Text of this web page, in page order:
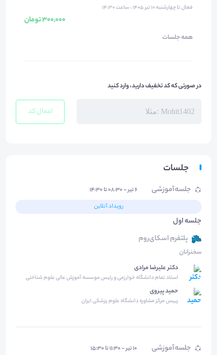
فعال تا چهارشنبه ۱۰ تیر ۱۴۰۵ ، ساعت ۱۴:۳۰
300,000 تومان
همه جلسات
در صورتی که کد تخفیف دارید، وارد کنید
اعمال کد
جلسات
جلسه آموزشی
۶ تیر - ۰۸:۳۰ تا ۱۴:۳۰
رویداد آنلاین
جلسه اول
پلتفرم اسکای‌روم
سخنرانان
دکتر علیرضا مرادی
استاد تمام دانشگاه خوارزمی و رئیس موسسه آموزش عالی علوم شناختی
حمید پیروی
رییس مرکز مشاوره دانشگاه علوم پزشکی ایران
جلسه آموزشی
۱۰ تیر - ۱۱:۳۰ تا ۱۵:۳۰